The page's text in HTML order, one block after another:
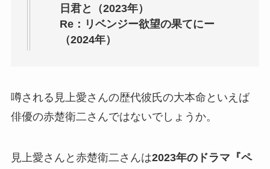
日君と（2023年）
Re：リベンジー欲望の果てにー
（2024年）
噂される見上愛さんの歴代彼氏の大本命といえば
俳優の赤楚衛二さんではないでしょうか。
見上愛さんと赤楚衛二さんは2023年のドラマ『ペ